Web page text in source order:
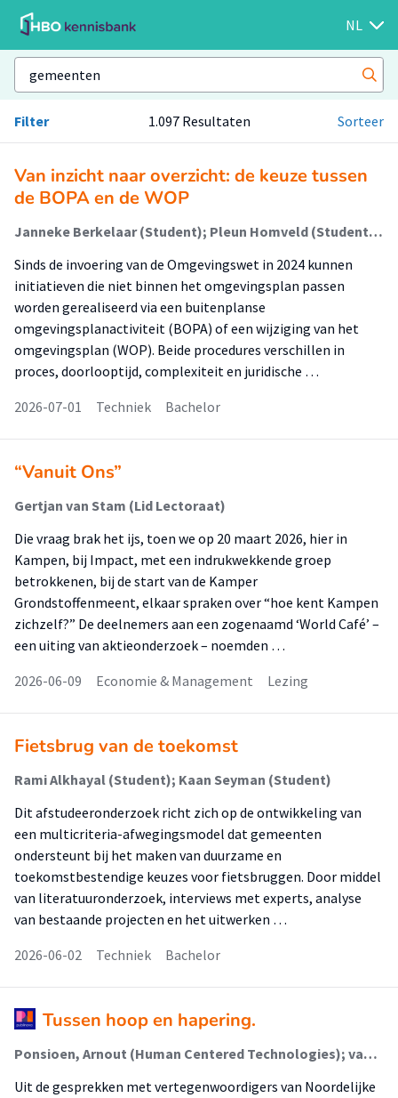
NL
Filter 1.097 Resultaten Sorteer
Van inzicht naar overzicht: de keuze tussen
de BOPA en de WOP
Janneke Berkelaar (Student); Pleun Homveld (Student); Lucie van der Wiele (Begeleider); Annekee Goekoop (Begeleider)
Sinds de invoering van de Omgevingswet in 2024 kunnen
initiatieven die niet binnen het omgevingsplan passen
worden gerealiseerd via een buitenplanse
omgevingsplanactiviteit (BOPA) of een wijziging van het
omgevingsplan (WOP). Beide procedures verschillen in
proces, doorlooptijd, complexiteit en juridische …
2026-07-01
Techniek Bachelor
“Vanuit Ons”
Gertjan van Stam (Lid Lectoraat)
Die vraag brak het ijs, toen we op 20 maart 2026, hier in
Kampen, bij Impact, met een indrukwekkende groep
betrokkenen, bij de start van de Kamper
Grondstoffenmeent, elkaar spraken over “hoe kent Kampen
zichzelf?” De deelnemers aan een zogenaamd ‘World Café’ –
een uiting van aktieonderzoek – noemden …
2026-06-09
Economie & Management Lezing
Fietsbrug van de toekomst
Rami Alkhayal (Student); Kaan Seyman (Student)
Dit afstudeeronderzoek richt zich op de ontwikkeling van
een multicriteria-afwegingsmodel dat gemeenten
ondersteunt bij het maken van duurzame en
toekomstbestendige keuzes voor fietsbruggen. Door middel
van literatuuronderzoek, interviews met experts, analyse
van bestaande projecten en het uitwerken …
2026-06-02
Techniek Bachelor
Tussen hoop en hapering.
Ponsioen, Arnout (Human Centered Technologies); van Oostrom, Madelon (Human Centered Technologies)
Uit de gesprekken met vertegenwoordigers van Noordelijke